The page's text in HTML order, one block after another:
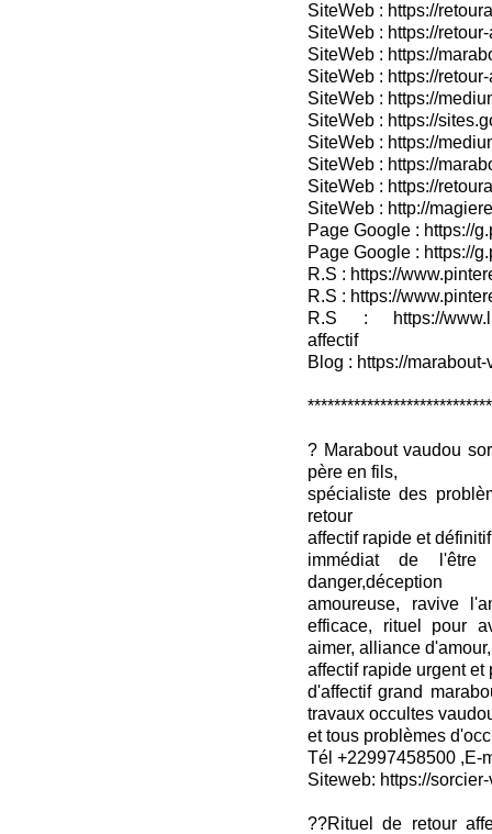
SiteWeb : https://
SiteWeb : https://
SiteWeb : https://
SiteWeb : https://
SiteWeb : https://
SiteWeb : https://
SiteWeb : https://
SiteWeb : https://
SiteWeb : https://
SiteWeb : http://
Page Google : https://
Page Google : https://
R.S : https://
R.S : https://
R.S : https://
affectif
Blog : https://
? Marabout vaudou
père en fils,
spécialiste des
retour
affectif rapide et
immédiat de l'être
danger,déception
amoureuse, ravive
efficace, rituel pour
aimer, alliance
affectif rapide urgent et
d'affectif grand
travaux occultes
et tous problèmes
Tél +22997458500 ,E-
Siteweb: https://
??Rituel de retour